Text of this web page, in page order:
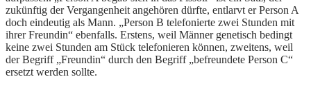
zukünftig der Vergangenheit angehören dürfte, entlarvt er Person A
doch eindeutig als Mann. „Person B telefonierte zwei Stunden mit
ihrer Freundin“ ebenfalls. Erstens, weil Männer genetisch bedingt
keine zwei Stunden am Stück telefonieren können, zweitens, weil
der Begriff „Freundin“ durch den Begriff „befreundete Person C“
ersetzt werden sollte.